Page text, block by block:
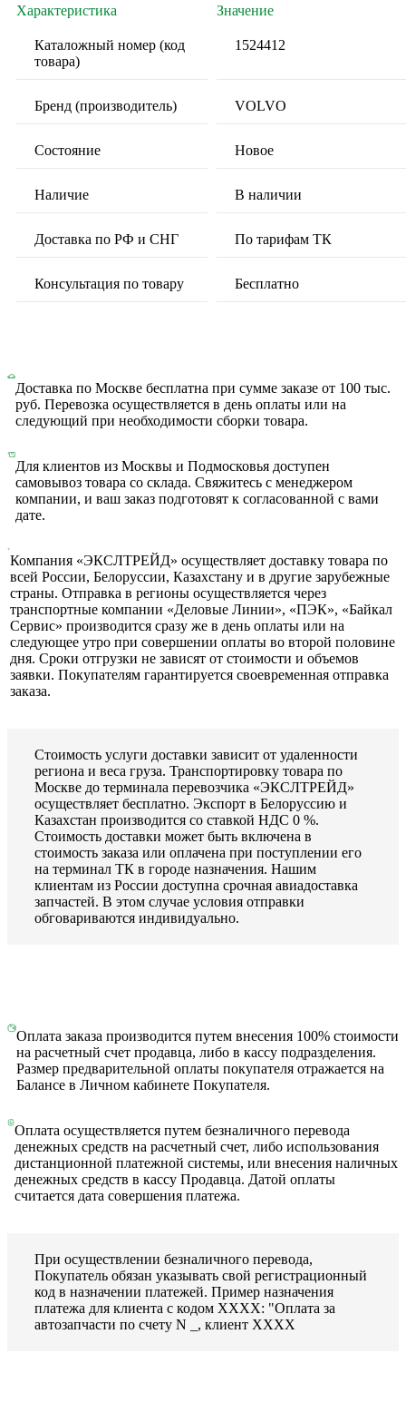
Характеристика Значение
Каталожный номер (код
товара)
1524412
Бренд (производитель) VOLVO
Состояние Новое
Наличие В наличии
Доставка по РФ и СНГ По тарифам ТК
Консультация по товару Бесплатно
Доставка по Москве бесплатна при сумме заказе от 100 тыс.
руб. Перевозка осуществляется в день оплаты или на
следующий при необходимости сборки товара.
Для клиентов из Москвы и Подмосковья доступен
самовывоз товара со склада. Свяжитесь с менеджером
компании, и ваш заказ подготовят к согласованной с вами
дате.
Компания «ЭКСЛТРЕЙД» осуществляет доставку товара по
всей России, Белоруссии, Казахстану и в другие зарубежные
страны. Отправка в регионы осуществляется через
транспортные компании «Деловые Линии», «ПЭК», «Байкал
Сервис» производится сразу же в день оплаты или на
следующее утро при совершении оплаты во второй половине
дня. Сроки отгрузки не зависят от стоимости и объемов
заявки. Покупателям гарантируется своевременная отправка
заказа.
Стоимость услуги доставки зависит от удаленности
региона и веса груза. Транспортировку товара по
Москве до терминала перевозчика «ЭКСЛТРЕЙД»
осуществляет бесплатно. Экспорт в Белоруссию и
Казахстан производится со ставкой НДС 0 %.
Стоимость доставки может быть включена в
стоимость заказа или оплачена при поступлении его
на терминал ТК в городе назначения. Нашим
клиентам из России доступна срочная авиадоставка
запчастей. В этом случае условия отправки
обговариваются индивидуально.
Оплата заказа производится путем внесения 100% стоимости
на расчетный счет продавца, либо в кассу подразделения.
Размер предварительной оплаты покупателя отражается на
Балансе в Личном кабинете Покупателя.
Оплата осуществляется путем безналичного перевода
денежных средств на расчетный счет, либо использования
дистанционной платежной системы, или внесения наличных
денежных средств в кассу Продавца. Датой оплаты
считается дата совершения платежа.
При осуществлении безналичного перевода,
Покупатель обязан указывать свой регистрационный
код в назначении платежей. Пример назначения
платежа для клиента с кодом ХХХХ: "Оплата за
автозапчасти по счету N _, клиент ХХХХ